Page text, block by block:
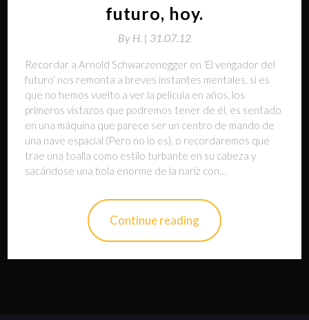
futuro, hoy.
By H. | 31.07.12
Recordar a Arnold Schwarzenegger en ‘El vengador del
futuro’ nos remonta a breves instantes mentales, si es
que no hemos vuelto a ver la película en años, los
primeros vistazos que podremos tener de él, es sentado
en una máquina que parece ser un centro de mando de
una nave espacial (Pero no lo es), o recordaremos que
trae una toalla como estilo turbante en su cabeza y
sacándose una bola enorme de la nariz con…
Continue reading